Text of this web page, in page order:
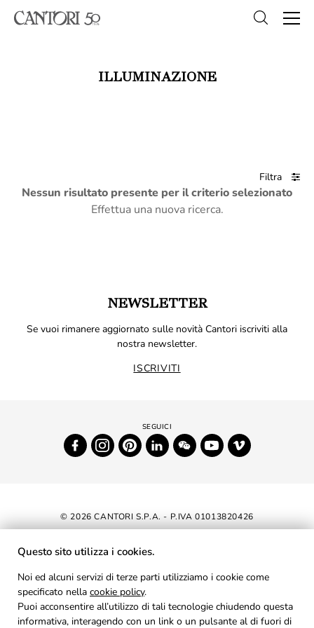
ILLUMINAZIONE
Filtra
Nessun risultato presente per il criterio selezionato
Effettua una nuova ricerca.
NEWSLETTER
Se vuoi rimanere aggiornato sulle novità Cantori iscriviti alla
nostra newsletter.
ISCRIVITI
© 2026 CANTORI S.P.A. - P.IVA 01013820426
DICHIARAZIONE DI ACCESSIBILITÀ
AREA RISERVATA
PRIVACY
Questo sito utilizza i cookies.
Noi ed alcuni servizi di terze parti utilizziamo i cookie come
specificato nella cookie policy.
Puoi acconsentire all’utilizzo di tali tecnologie chiudendo questa
informativa, interagendo con un link o un pulsante al di fuori di